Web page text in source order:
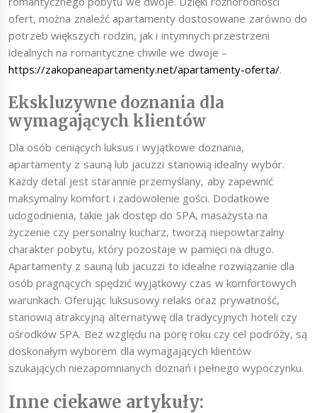
ofert, można znaleźć apartamenty dostosowane zarówno do
potrzeb większych rodzin, jak i intymnych przestrzeni
idealnych na romantyczne chwile we dwoje –
https://zakopaneapartamenty.net/apartamenty-oferta/.
Ekskluzywne doznania dla
wymagających klientów
Dla osób ceniących luksus i wyjątkowe doznania,
apartamenty z sauną lub jacuzzi stanowią idealny wybór.
Każdy detal jest starannie przemyślany, aby zapewnić
maksymalny komfort i zadowolenie gości. Dodatkowe
udogodnienia, takie jak dostęp do SPA, masażysta na
życzenie czy personalny kucharz, tworzą niepowtarzalny
charakter pobytu, który pozostaje w pamięci na długo.
Apartamenty z sauną lub jacuzzi to idealne rozwiązanie dla
osób pragnących spędzić wyjątkowy czas w komfortowych
warunkach. Oferując luksusowy relaks oraz prywatność,
stanowią atrakcyjną alternatywę dla tradycyjnych hoteli czy
ośrodków SPA. Bez względu na porę roku czy cel podróży, są
doskonałym wyborem dla wymagających klientów
szukających niezapomnianych doznań i pełnego wypoczynku.
Inne ciekawe artykuły: